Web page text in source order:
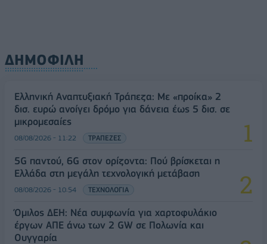
ΔΗΜΟΦΙΛΗ
Ελληνική Αναπτυξιακή Τράπεζα: Με «προίκα» 2
δισ. ευρώ ανοίγει δρόμο για δάνεια έως 5 δισ. σε
μικρομεσαίες
08/08/2026 - 11:22 ΤΡΑΠΕΖΕΣ
5G παντού, 6G στον ορίζοντα: Πού βρίσκεται η
Ελλάδα στη μεγάλη τεχνολογική μετάβαση
08/08/2026 - 10:54 ΤΕΧΝΟΛΟΓΙΑ
Όμιλος ΔΕΗ: Νέα συμφωνία για χαρτοφυλάκιο
έργων ΑΠΕ άνω των 2 GW σε Πολωνία και
Ουγγαρία